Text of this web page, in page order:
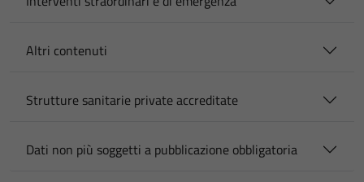
Altri contenuti
Strutture sanitarie private accreditate
Dati non più soggetti a pubblicazione obbligatoria